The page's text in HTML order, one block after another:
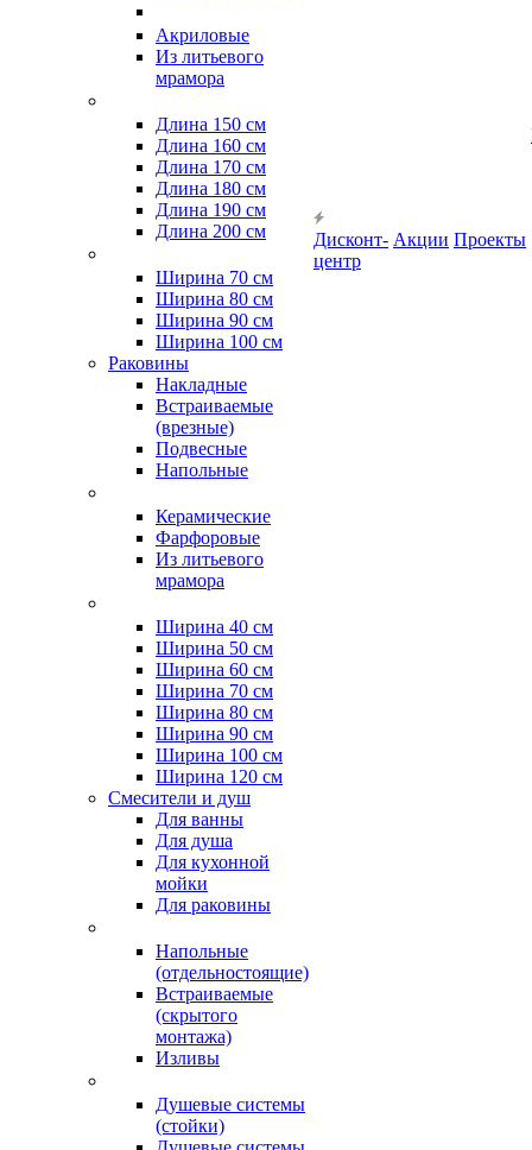
Акриловые
Из литьевого
мрамора
Длина 150 см
Длина 160 см
Длина 170 см
Длина 180 см
Длина 190 см
Длина 200 см
Ширина 70 см
Ширина 80 см
Ширина 90 см
Ширина 100 см
Раковины
Накладные
Встраиваемые
(врезные)
Подвесные
Напольные
Керамические
Фарфоровые
Из литьевого
мрамора
Ширина 40 см
Ширина 50 см
Ширина 60 см
Ширина 70 см
Ширина 80 см
Ширина 90 см
Ширина 100 см
Ширина 120 см
Смесители и душ
Для ванны
Для душа
Для кухонной
мойки
Для раковины
Напольные
(отдельностоящие)
Встраиваемые
(скрытого
монтажа)
Изливы
Душевые системы
(стойки)
Дисконт-
центр
Акции Проекты